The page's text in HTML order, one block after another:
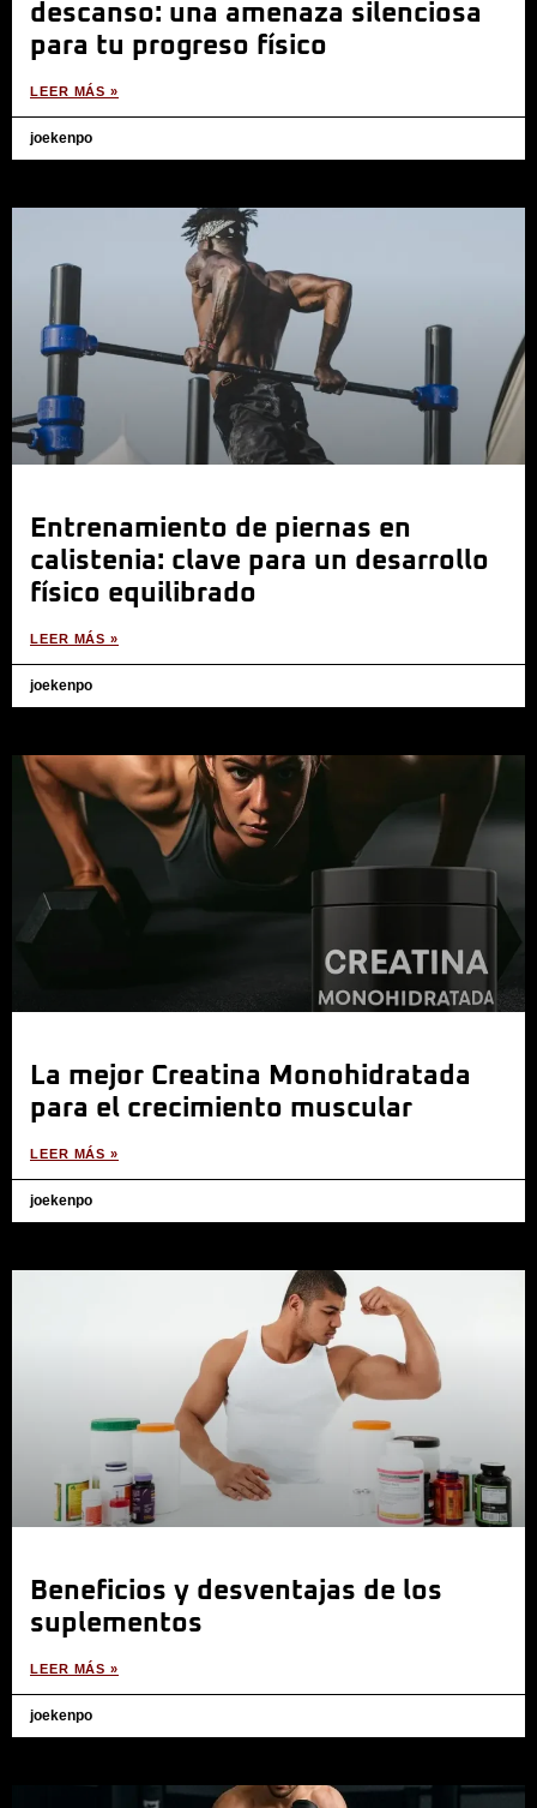
descanso: una amenaza silenciosa
para tu progreso físico
LEER MÁS »
joekenpo
Entrenamiento de piernas en
calistenia: clave para un desarrollo
físico equilibrado
LEER MÁS »
joekenpo
La mejor Creatina Monohidratada
para el crecimiento muscular
LEER MÁS »
joekenpo
Beneficios y desventajas de los
suplementos
LEER MÁS »
joekenpo